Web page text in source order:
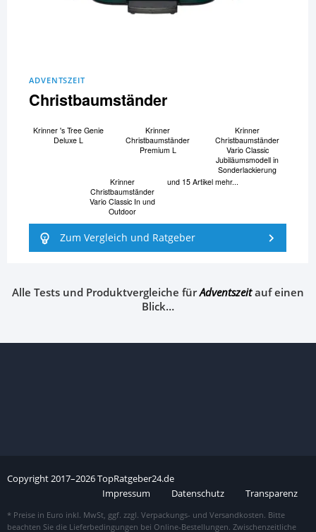
ADVENTSZEIT
Christbaumständer
Krinner 's Tree Genie
Deluxe L
Krinner
Christbaumständer
Premium L
Krinner
Christbaumständer
Vario Classic
Jubiläumsmodell in
Sonderlackierung
Krinner
Christbaumständer
Vario Classic In und
Outdoor
und 15 Artikel mehr...
Zum Vergleich und Ratgeber
Alle Tests und Produktvergleiche fürAdventszeitauf einen
Blick…
Copyright2017–2026TopRatgeber24.de
Impressum
Datenschutz Transparenz